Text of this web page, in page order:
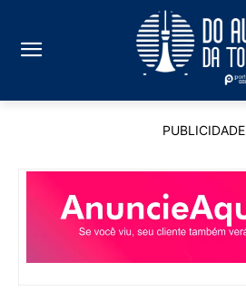
PUBLICIDADE